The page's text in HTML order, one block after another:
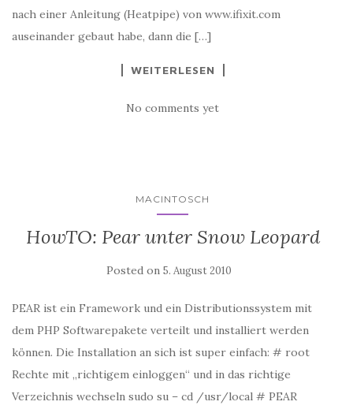
nach einer Anleitung (Heatpipe) von www.ifixit.com
auseinander gebaut habe, dann die […]
WEITERLESEN
No comments yet
MACINTOSCH
HowTO: Pear unter Snow Leopard
Posted on 5. August 2010
PEAR ist ein Framework und ein Distributionssystem mit
dem PHP Softwarepakete verteilt und installiert werden
können. Die Installation an sich ist super einfach: # root
Rechte mit „richtigem einloggen“ und in das richtige
Verzeichnis wechseln sudo su – cd /usr/local # PEAR